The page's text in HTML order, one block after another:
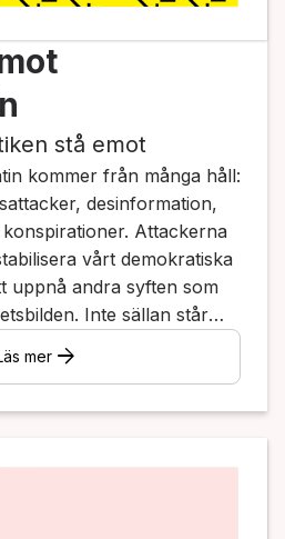
stå emot
kommer från många håll:
desinformation,
Attackerna
vårt demokratiska
uppnå andra syften som
Inte sällan står
journalister, i
Alldeles nyss var det en
merarrow_forward